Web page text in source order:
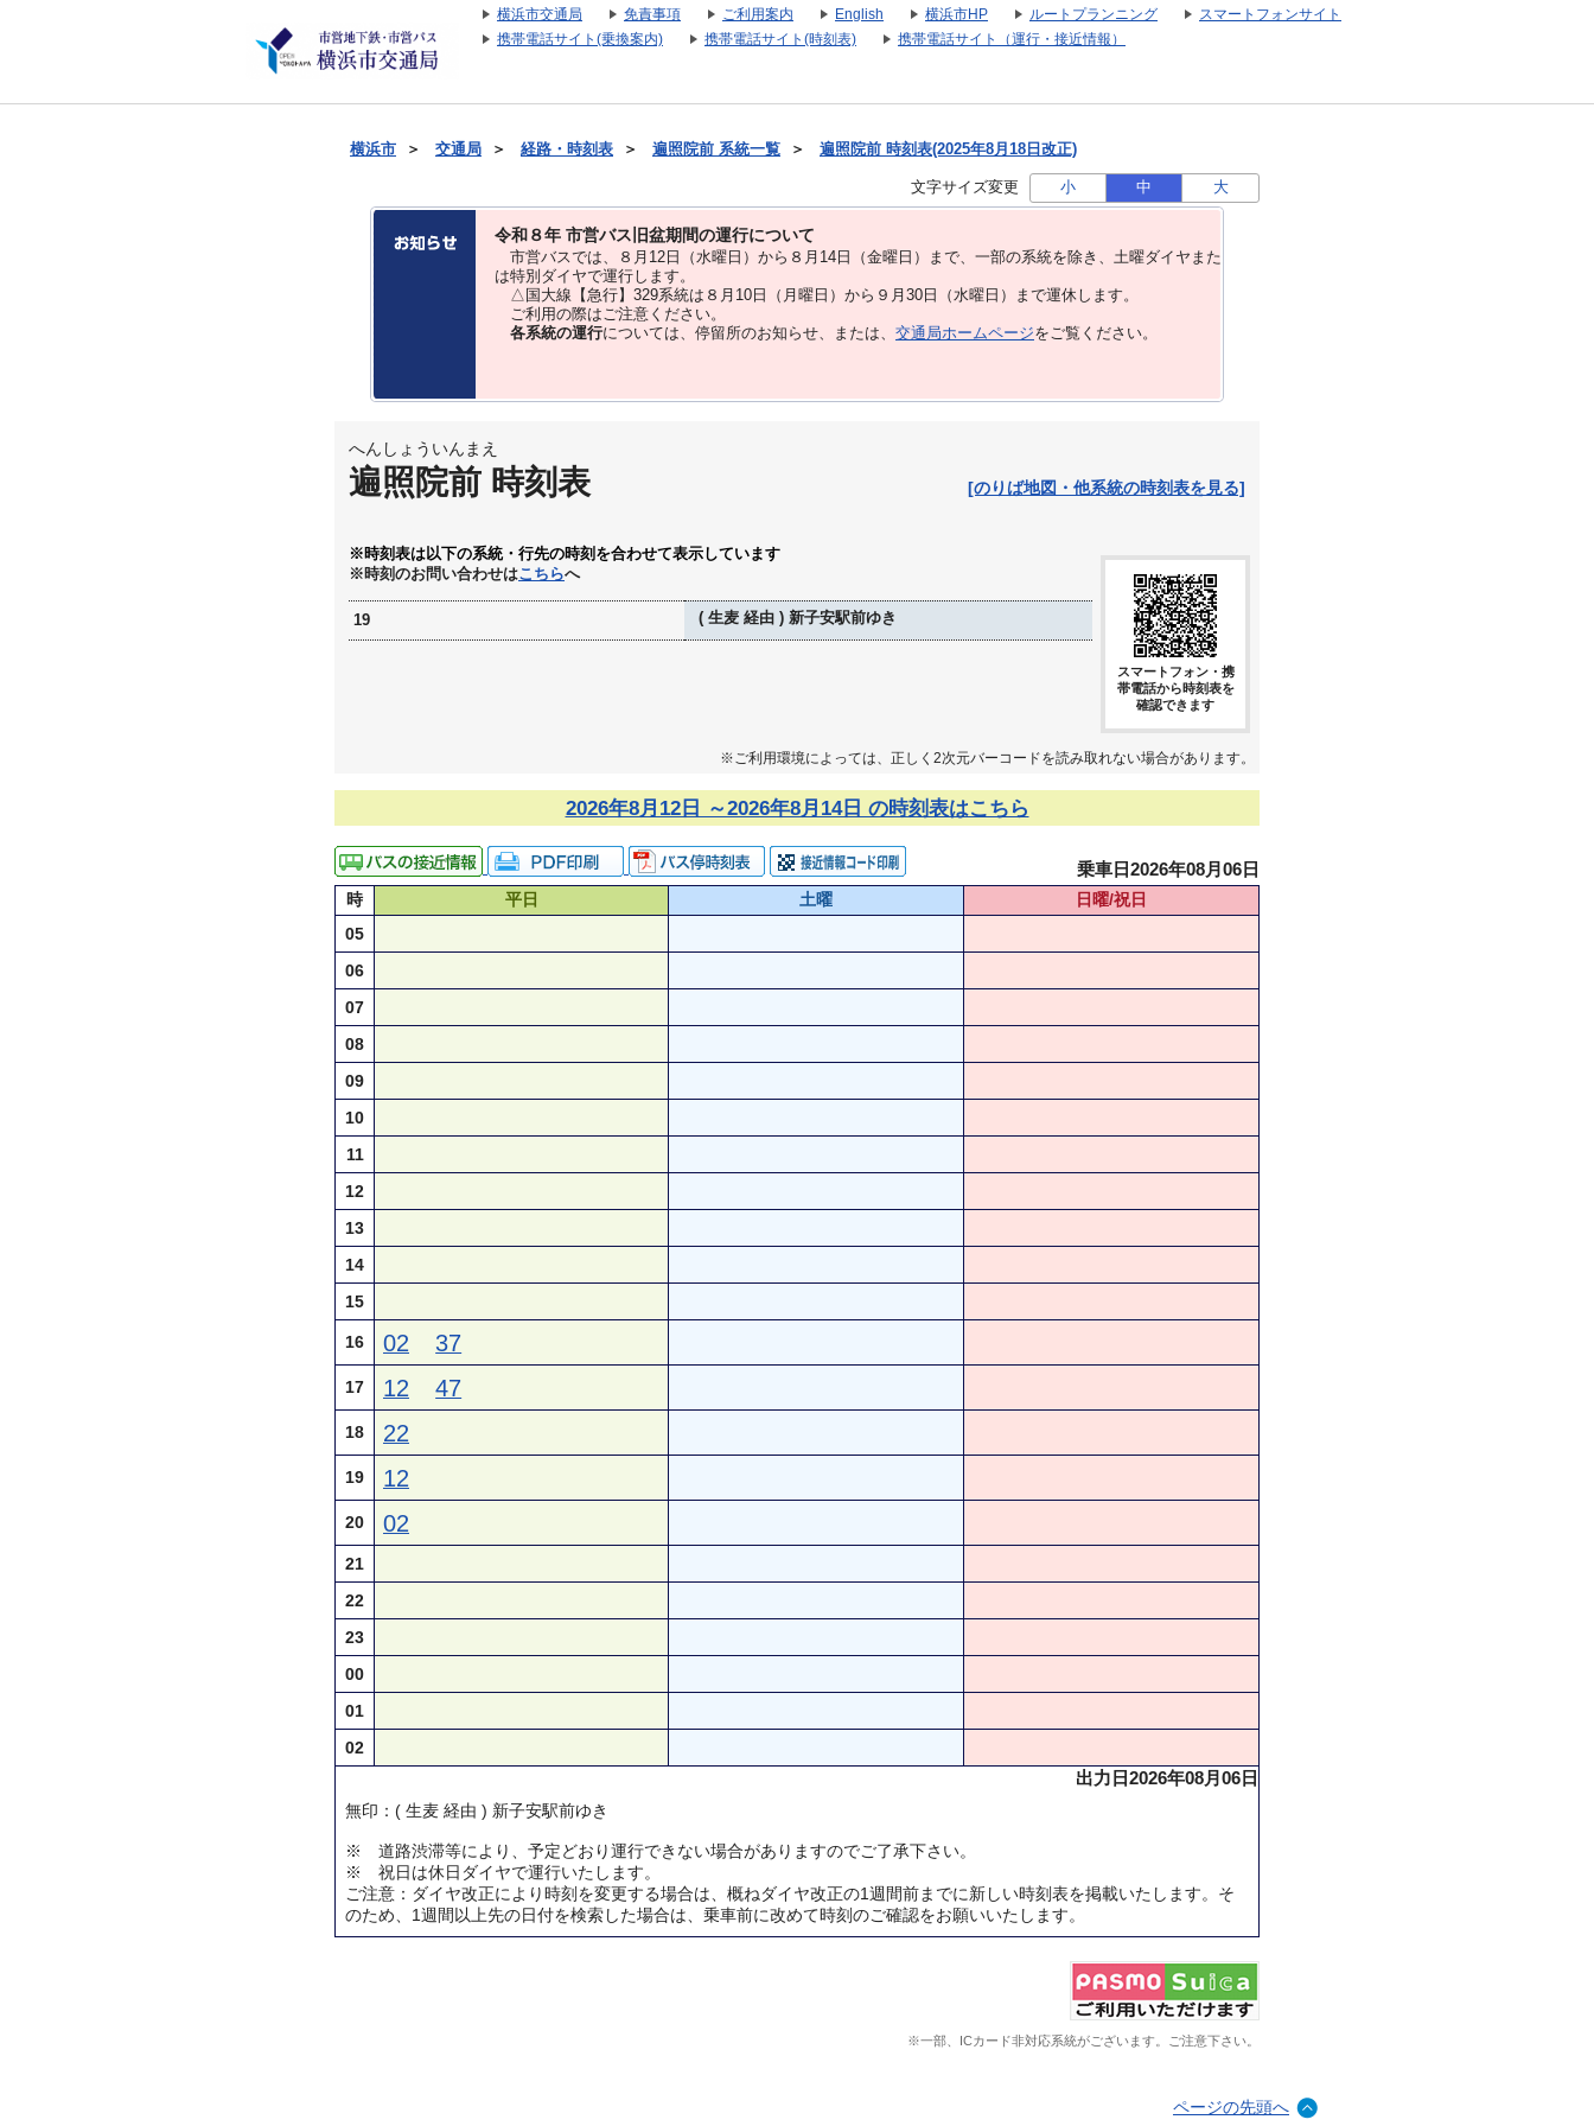
横浜市交通局 免責事項 ご利用案内 English 横浜市HP ルートプランニング
スマートフォンサイト
携帯電話サイト(乗換案内)
携帯電話サイト(時刻表) 携帯電話サイト（運行・接近情報）
横浜市 ＞ 交通局 ＞ 経路・時刻表 ＞ 遍照院前 系統一覧 ＞ 遍照院前 時刻表(2025年8月18日改正)
文字サイズ変更 小 中 大
令和８年 市営バス旧盆期間の運行について
市営バスでは、８⽉12⽇（水曜日）から８⽉14⽇（金曜日）まで、⼀部の系統を除き、⼟曜ダイヤまた
は特別ダイヤで運⾏します。
△国大線【急行】329系統は８月10日（月曜日）から９月30日（水曜日）まで運休します。
ご利用の際はご注意ください。
各系統の運行については、停留所のお知らせ、または、 交通局ホームページをご覧ください。
へんしょういんまえ
遍照院前 時刻表 [のりば地図・他系統の時刻表を見る]
※時刻表は以下の系統・行先の時刻を合わせて表示しています
※時刻のお問い合わせはこちらへ
19 ( 生麦 経由 ) 新子安駅前ゆき
スマートフォン・携
帯電話から時刻表を
確認できます
※ご利用環境によっては、正しく2次元バーコードを読み取れない場合があります。
2026年8月12日 ～2026年8月14日 の時刻表はこちら
乗車日2026年08月06日
時 平日 土曜
日曜/祝日
05
06
07
08
09
10
11
12
13
14
15
16 02 37
17 12 47
18 22
19 12
20 02
21
22
23
00
01
02
出力日2026年08月06日
無印：( 生麦 経由 ) 新子安駅前ゆき
※ 道路渋滞等により、予定どおり運行できない場合がありますのでご了承下さい。
※ 祝日は休日ダイヤで運行いたします。
ご注意：ダイヤ改正により時刻を変更する場合は、概ねダイヤ改正の1週間前までに新しい時刻表を掲載いたします。そ
のため、1週間以上先の日付を検索した場合は、乗車前に改めて時刻のご確認をお願いいたします。
※一部、ICカード非対応系統がございます。ご注意下さい。
ページの先頭へ